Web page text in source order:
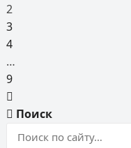
2
3
4
…
9
Поиск